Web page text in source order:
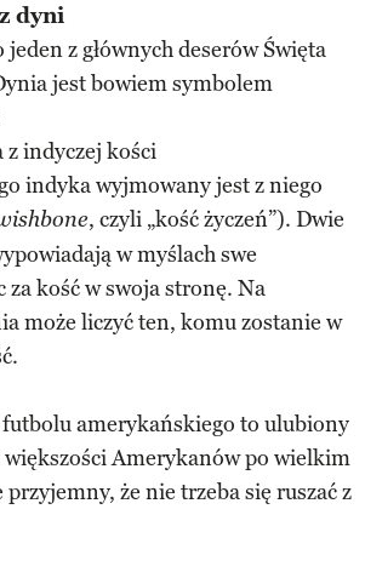
dyni
z głównych deserów Święta
jest bowiem symbolem
z indyczej kości
indyka wyjmowany jest z niego
, czyli „kość życzeń”). Dwie
w myślach swe
za kość w swoja stronę. Na
może liczyć ten, komu zostanie w
futbolu amerykańskiego to ulubiony
Amerykanów po wielkim
że nie trzeba się ruszać z